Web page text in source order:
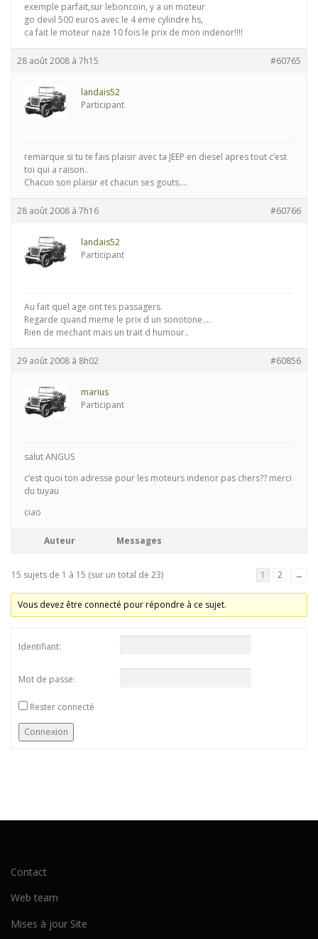
exemple parfait,sur leboncoin, y a un moteur
go devil 500 euros avec le 4 eme cylindre hs,
ca fait le moteur naze 10 fois le prix de mon indenor!!!!
28 août 2008 à 7h15 #60765
landais52
Participant
remarque si tu te fais plaisir avec ta JEEP en diesel apres tout c’est
toi qui a raison..
Chacun son plaisir et chacun ses gouts….
28 août 2008 à 7h16 #60766
landais52
Participant
Au fait quel age ont tes passagers.
Regarde quand meme le prix d un sonotone….
Rien de mechant mais un trait d humour..
29 août 2008 à 8h02 #60856
marius
Participant
salut ANGUS
c’est quoi ton adresse pour les moteurs indenor pas chers?? merci
du tuyau
ciao
Auteur Messages
15 sujets de 1 à 15 (sur un total de 23) 1 2 →
Vous devez être connecté pour répondre à ce sujet.
Identifiant:
Mot de passe:
Rester connecté
Connexion
Contact
Web team
Mises à jour Site